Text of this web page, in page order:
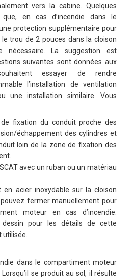
vers la cabine. Quelques
en cas d’incendie dans le
protection supplémentaire pour
trou de 2 pouces dans la cloison
nécessaire. La suggestion est
suivantes sont données aux
essayer de rendre
l’installation de ventilation
une installation similaire. Vous
fixation du conduit proche des
échappement des cylindres et
loin de la zone de fixation des
avec un ruban ou un matériau
en acier inoxydable sur la cloison
fermer manuellement pour
moteur en cas d’incendie.
dessin pour les détails de cette
utilisée.
dans le compartiment moteur
se produit au sol, il résulte